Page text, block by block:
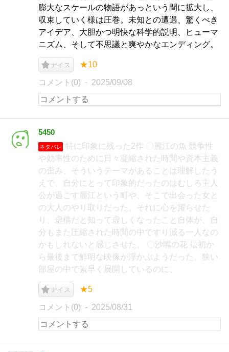
膨大なスケールの物語があっという間に拡大し、
収束していく様は圧巻。未知との遭遇、驚くべき
アイデア、大胆かつ明快な科学的説明、ヒューマ
ニズム、そして不思議と爽やかなエンディング。
ナイス ★10
コメント(0) 2025/09/08
5450
ネタバレ
特に印象に残った2作 〇麗江の魚 競争性
や効率性のために日々凝縮された時間や資本主義
の歪み、そういうテーマがあることは理解したう
えで、自分にとって印象的だったのはむしろ主人
公が過ごす麗江という町や、そこで出会った女と
の大人のやり取りだった。それに心を躍らせた
り、虚構だと知って虚しくなったこと自体が、自
分もまた圧縮された時間の中ですり減る一人なの
かもしれないと感じさせた。 〇沙嘴の花 最初か
ら最後まで鮮明な映像が浮かぶようだった。狭い
部屋の中で素早く展開しているのに、
ナイス ★5
コメント(0) 2025/08/31